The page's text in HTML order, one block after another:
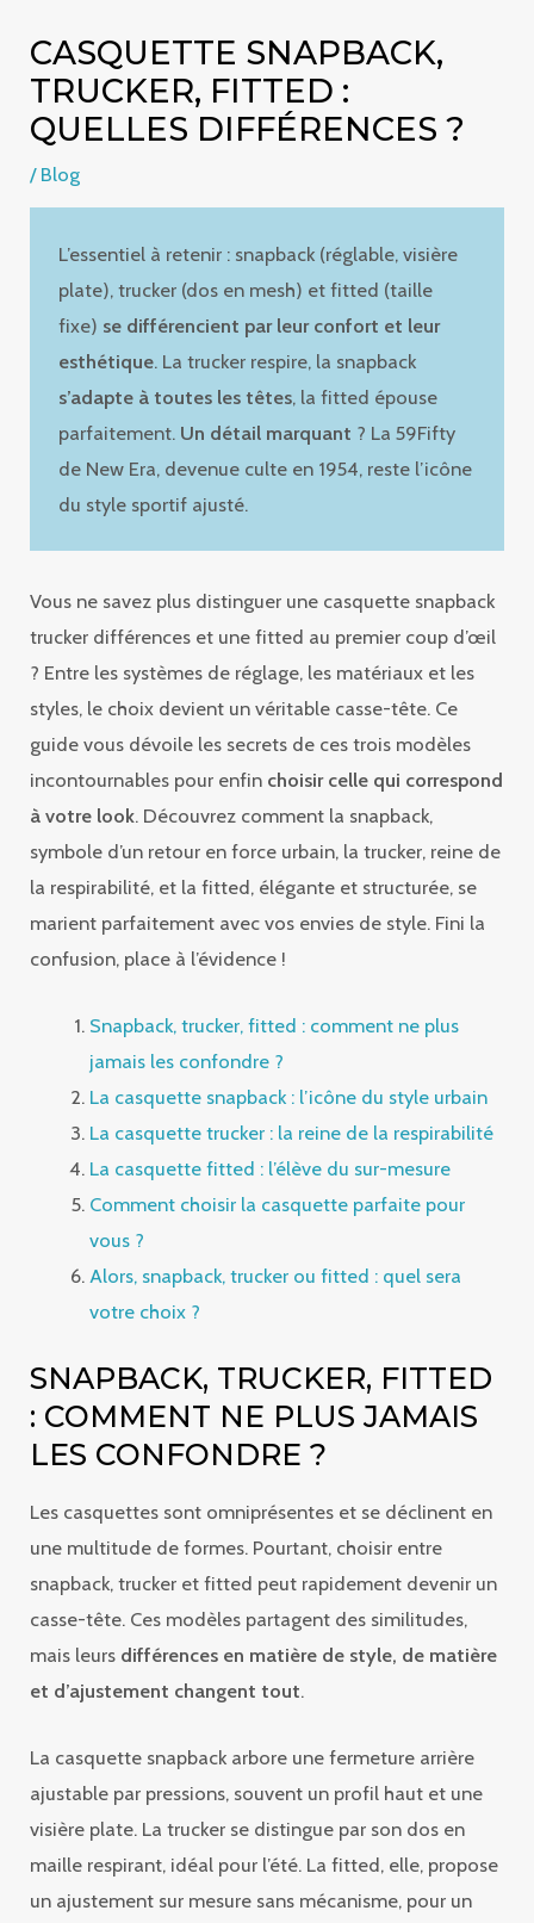
CASQUETTE SNAPBACK,
TRUCKER, FITTED :
QUELLES DIFFÉRENCES ?
/ Blog
L’essentiel à retenir : snapback (réglable, visière
plate), trucker (dos en mesh) et fitted (taille
fixe) se différencient par leur confort et leur
esthétique. La trucker respire, la snapback
s’adapte à toutes les têtes, la fitted épouse
parfaitement. Un détail marquant ? La 59Fifty
de New Era, devenue culte en 1954, reste l’icône
du style sportif ajusté.
Vous ne savez plus distinguer une casquette snapback
trucker différences et une fitted au premier coup d’œil
? Entre les systèmes de réglage, les matériaux et les
styles, le choix devient un véritable casse-tête. Ce
guide vous dévoile les secrets de ces trois modèles
incontournables pour enfin choisir celle qui correspond
à votre look. Découvrez comment la snapback,
symbole d’un retour en force urbain, la trucker, reine de
la respirabilité, et la fitted, élégante et structurée, se
marient parfaitement avec vos envies de style. Fini la
confusion, place à l’évidence !
Snapback, trucker, fitted : comment ne plus
jamais les confondre ?
La casquette snapback : l’icône du style urbain
La casquette trucker : la reine de la respirabilité
La casquette fitted : l’élève du sur-mesure
Comment choisir la casquette parfaite pour
vous ?
Alors, snapback, trucker ou fitted : quel sera
votre choix ?
SNAPBACK, TRUCKER, FITTED
: COMMENT NE PLUS JAMAIS
LES CONFONDRE ?
Les casquettes sont omniprésentes et se déclinent en
une multitude de formes. Pourtant, choisir entre
snapback, trucker et fitted peut rapidement devenir un
casse-tête. Ces modèles partagent des similitudes,
mais leurs différences en matière de style, de matière
et d’ajustement changent tout.
La casquette snapback arbore une fermeture arrière
ajustable par pressions, souvent un profil haut et une
visière plate. La trucker se distingue par son dos en
maille respirant, idéal pour l’été. La fitted, elle, propose
un ajustement sur mesure sans mécanisme, pour un